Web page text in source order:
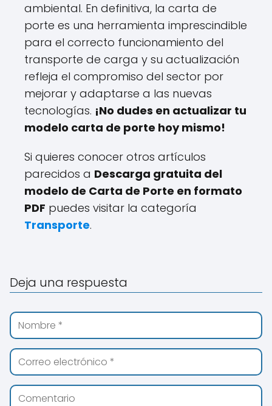
ambiental. En definitiva, la carta de
porte es una herramienta imprescindible
para el correcto funcionamiento del
transporte de carga y su actualización
refleja el compromiso del sector por
mejorar y adaptarse a las nuevas
tecnologías. ¡No dudes en actualizar tu
modelo carta de porte hoy mismo!
Si quieres conocer otros artículos
parecidos a Descarga gratuita del
modelo de Carta de Porte en formato
PDF puedes visitar la categoría
Transporte.
Deja una respuesta